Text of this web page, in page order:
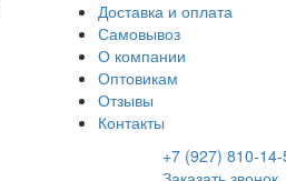
Доставка и оплата
Самовывоз
О компании
Оптовикам
Отзывы
Контакты
+7 (927) 810-